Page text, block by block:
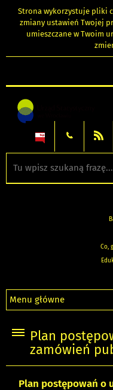
Strona wykorzystuje pliki
zmiany ustawień Twojej
umieszczane w Twoim
Co,
Menu główne
Plan
zamówień
Plan postępowań o